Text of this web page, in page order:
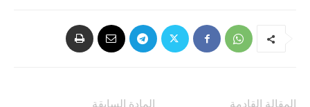
المادة السابقة
المقالة القادمة